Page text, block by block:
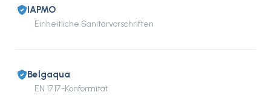
IAPMO
Einheitliche Sanitärvorschriften
Belgaqua
EN 1717-Konformität